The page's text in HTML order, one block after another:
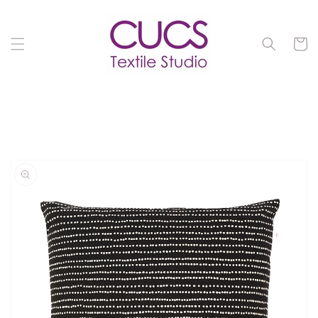
Carrito
del producto